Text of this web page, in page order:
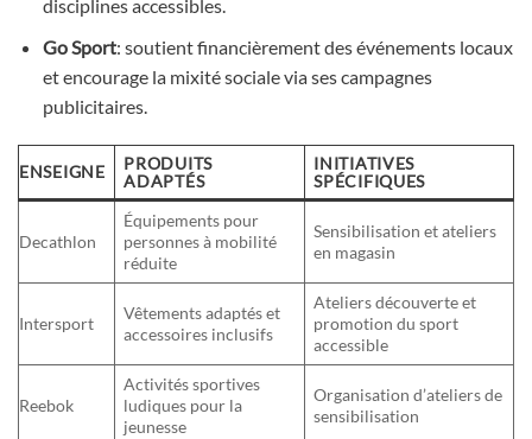
disciplines accessibles.
Go Sport: soutient financièrement des événements locaux
et encourage la mixité sociale via ses campagnes
publicitaires.
ENSEIGNE
PRODUITS
ADAPTÉS
INITIATIVES
SPÉCIFIQUES
Decathlon
Équipements pour
personnes à mobilité
réduite
Sensibilisation et ateliers
en magasin
Intersport
Vêtements adaptés et
accessoires inclusifs
Ateliers découverte et
promotion du sport
accessible
Reebok
Activités sportives
ludiques pour la
jeunesse
Organisation d’ateliers de
sensibilisation